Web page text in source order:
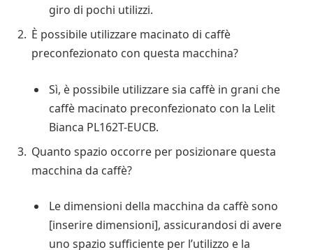
giro di pochi utilizzi.
È possibile utilizzare macinato di caffè
preconfezionato con questa macchina?
Sì, è possibile utilizzare sia caffè in grani che
caffè macinato preconfezionato con la Lelit
Bianca PL162T-EUCB.
Quanto spazio occorre per posizionare questa
macchina da caffè?
Le dimensioni della macchina da caffè sono
[inserire dimensioni], assicurandosi di avere
uno spazio sufficiente per l’utilizzo e la